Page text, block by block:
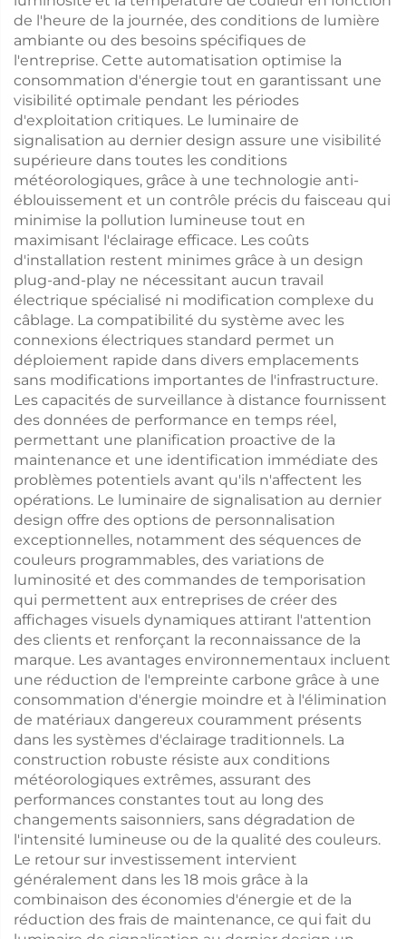
de l'heure de la journée, des conditions de lumière
ambiante ou des besoins spécifiques de
l'entreprise. Cette automatisation optimise la
consommation d'énergie tout en garantissant une
visibilité optimale pendant les périodes
d'exploitation critiques. Le luminaire de
signalisation au dernier design assure une visibilité
supérieure dans toutes les conditions
météorologiques, grâce à une technologie anti-
éblouissement et un contrôle précis du faisceau qui
minimise la pollution lumineuse tout en
maximisant l'éclairage efficace. Les coûts
d'installation restent minimes grâce à un design
plug-and-play ne nécessitant aucun travail
électrique spécialisé ni modification complexe du
câblage. La compatibilité du système avec les
connexions électriques standard permet un
déploiement rapide dans divers emplacements
sans modifications importantes de l'infrastructure.
Les capacités de surveillance à distance fournissent
des données de performance en temps réel,
permettant une planification proactive de la
maintenance et une identification immédiate des
problèmes potentiels avant qu'ils n'affectent les
opérations. Le luminaire de signalisation au dernier
design offre des options de personnalisation
exceptionnelles, notamment des séquences de
couleurs programmables, des variations de
luminosité et des commandes de temporisation
qui permettent aux entreprises de créer des
affichages visuels dynamiques attirant l'attention
des clients et renforçant la reconnaissance de la
marque. Les avantages environnementaux incluent
une réduction de l'empreinte carbone grâce à une
consommation d'énergie moindre et à l'élimination
de matériaux dangereux couramment présents
dans les systèmes d'éclairage traditionnels. La
construction robuste résiste aux conditions
météorologiques extrêmes, assurant des
performances constantes tout au long des
changements saisonniers, sans dégradation de
l'intensité lumineuse ou de la qualité des couleurs.
Le retour sur investissement intervient
généralement dans les 18 mois grâce à la
combinaison des économies d'énergie et de la
réduction des frais de maintenance, ce qui fait du